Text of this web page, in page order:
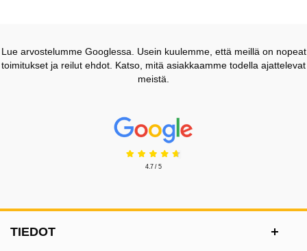
Lue arvostelumme Googlessa. Usein kuulemme, että meillä on nopeat
toimitukset ja reilut ehdot. Katso, mitä asiakkaamme todella ajattelevat
meistä.
Prisjakt Arvostelu: 4.7 Tähdet
4.7 / 5
TIEDOT